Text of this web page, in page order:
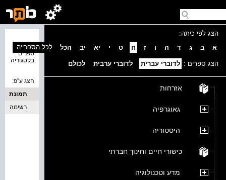
הצג לפי כיתה:
א
ב ג ד ה ו ז ח ט י יא יב הכל
הצג ספרים : לדוברי עברית לדוברי ערבית לכולם
אזרחות
גאוגרפיה
היסטוריה
כישורי חיים וחינוך חברתי
מדע וטכנולוגיה
ספרים
בקטגוריה
לכל הספרייה
הצג ע''פ:
תמונת
כריכה
רשימה